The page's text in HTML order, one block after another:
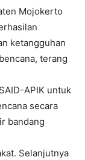
Mojokerto
ketangguhan
terang
APIK untuk
secara
bandang
Selanjutnya